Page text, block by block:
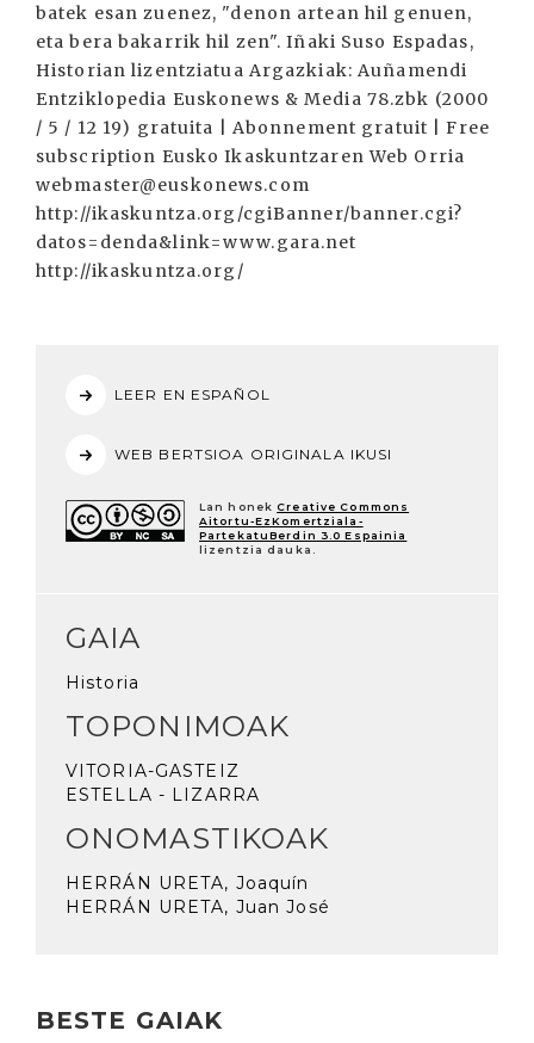
batek esan zuenez, "denon artean hil genuen,
eta bera bakarrik hil zen". Iñaki Suso Espadas,
Historian lizentziatua Argazkiak: Auñamendi
Entziklopedia Euskonews & Media 78.zbk (2000
/ 5 / 12 19) gratuita | Abonnement gratuit | Free
subscription Eusko Ikaskuntzaren Web Orria
webmaster@euskonews.com
http://ikaskuntza.org/cgiBanner/banner.cgi?
datos=denda&link=www.gara.net
http://ikaskuntza.org/
LEER EN ESPAÑOL
WEB BERTSIOA ORIGINALA IKUSI
Lan honek Creative Commons
Aitortu-EzKomertziala-
PartekatuBerdin 3.0 Espainia
lizentzia dauka.
GAIA
Historia
TOPONIMOAK
VITORIA-GASTEIZ
ESTELLA - LIZARRA
ONOMASTIKOAK
HERRÁN URETA, Joaquín
HERRÁN URETA, Juan José
BESTE GAIAK